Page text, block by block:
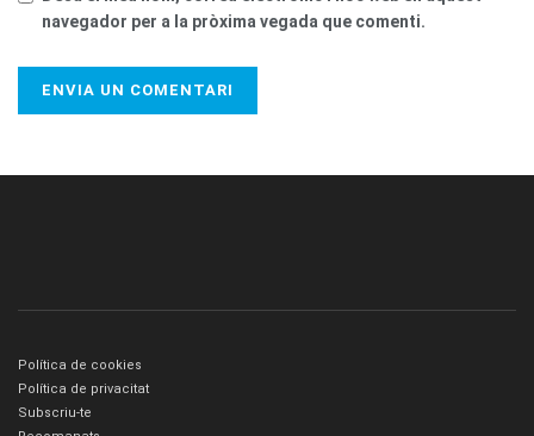
navegador per a la pròxima vegada que comenti.
Política de cookies
Política de privacitat
Subscriu-te